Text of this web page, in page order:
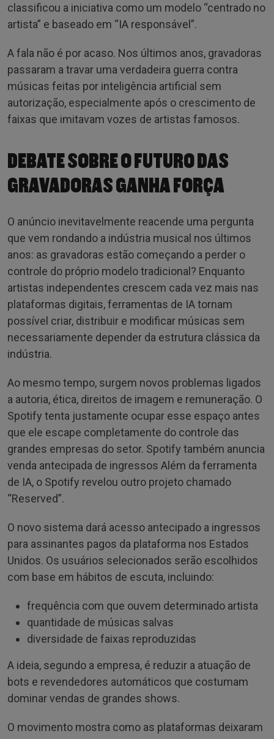
classificou a iniciativa como um modelo “centrado no
artista” e baseado em “IA responsável”.
A fala não é por acaso. Nos últimos anos, gravadoras
passaram a travar uma verdadeira guerra contra
músicas feitas por inteligência artificial sem
autorização, especialmente após o crescimento de
faixas que imitavam vozes de artistas famosos.
DEBATE SOBRE O FUTURO DAS
GRAVADORAS GANHA FORÇA
O anúncio inevitavelmente reacende uma pergunta
que vem rondando a indústria musical nos últimos
anos: as gravadoras estão começando a perder o
controle do próprio modelo tradicional? Enquanto
artistas independentes crescem cada vez mais nas
plataformas digitais, ferramentas de IA tornam
possível criar, distribuir e modificar músicas sem
necessariamente depender da estrutura clássica da
indústria.
Ao mesmo tempo, surgem novos problemas ligados
a autoria, ética, direitos de imagem e remuneração. O
Spotify tenta justamente ocupar esse espaço antes
que ele escape completamente do controle das
grandes empresas do setor. Spotify também anuncia
venda antecipada de ingressos Além da ferramenta
de IA, o Spotify revelou outro projeto chamado
“Reserved”.
O novo sistema dará acesso antecipado a ingressos
para assinantes pagos da plataforma nos Estados
Unidos. Os usuários selecionados serão escolhidos
com base em hábitos de escuta, incluindo:
frequência com que ouvem determinado artista
quantidade de músicas salvas
diversidade de faixas reproduzidas
A ideia, segundo a empresa, é reduzir a atuação de
bots e revendedores automáticos que costumam
dominar vendas de grandes shows.
O movimento mostra como as plataformas deixaram